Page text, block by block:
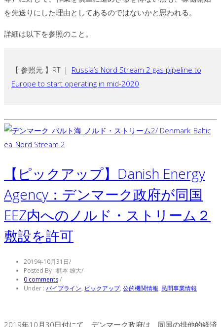
を先送りにした理由としてあるのではないかと思われる。
詳細は以下を参照のこと。
【 参照元 】RT ｜ Russia’s Nord Stream 2 gas pipeline to
Europe to start operating in mid-2020
【ピックアップ】Danish Energy
Agency：デンマーク政府が同国
EEZ内へのノルド・ストリーム２
敷設を許可
2019年10月31日/
Posted By : 梶本 雄大/
0 comments/
Under : パイプライン, ピックアップ, 公的機関情報, 民間事業情報
2019年10月30日付にて、デンマーク政府は、同国の排他的経済